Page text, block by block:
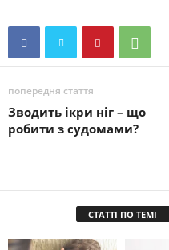
попередня стаття
Зводить ікри ніг – що
робити з судомами?
СТАТТІ ПО ТЕМІ